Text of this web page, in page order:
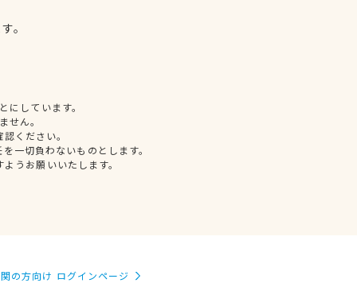
。
しています。
せん。
ください。
一切負わないものとします。
うお願いいたします。
の方向け ログインページ